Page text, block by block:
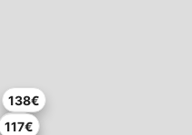
138€
117€
94€